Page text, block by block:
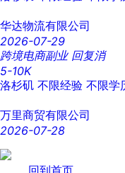
华达物流有限公司
2026-07-29
跨境电商副业 回复消
5-10K
洛杉矶 不限经验 不限学
万里商贸有限公司
2026-07-28